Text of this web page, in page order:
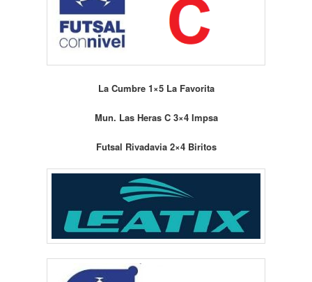
La Cumbre 1×5 La Favorita
Mun. Las Heras C 3×4 Impsa
Futsal Rivadavia 2×4 Biritos